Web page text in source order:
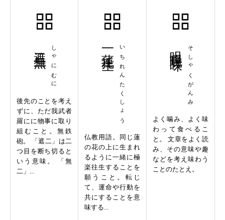
しゃにむに
後先のことを考え
ずに、ただ我武者
羅にに物事に取り
組むこと。無鉄
砲。 「遮二」は二
つ目を断ち切ると
いう意味。 「無
二」...
いちれんたくしょう
一蓮托生
仏教用語。同じ蓮
の花の上に生まれ
るように一緒に極
楽往生することを
願うこと。転じ
て、運命や行動を
共にすることを意
味する...
そしゃくがんみ
よく噛み、よく味
わって食べるこ
と。 文章をよく読
み、その意味や趣
などを考え味わう
ことのたとえ。